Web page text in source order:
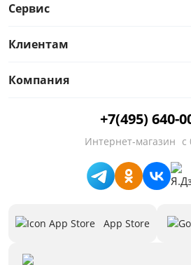
Сервис
Клиентам
Компания
+7(495) 640-
Интернет-магазин с
App Store